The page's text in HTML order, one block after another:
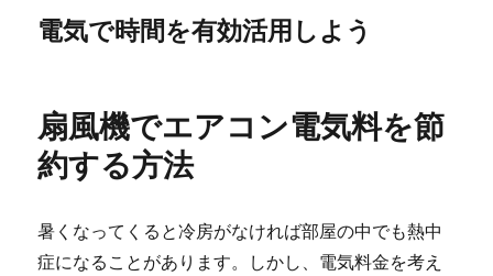
電気で時間を有効活用しよう
扇風機でエアコン電気料を節
約する方法
暑くなってくると冷房がなければ部屋の中でも熱中
症になることがあります。しかし、電気料金を考え